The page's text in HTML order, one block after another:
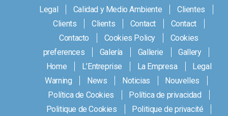
Legal
Calidad y Medio Ambiente
Clientes
Clients
Clients Contact
Contact
Contacto
Cookies Policy
Cookies
preferences
Galería Gallerie
Gallery
Home
L’Entreprise La Empresa
Legal
Warning
News Noticias
Nouvelles
Política de Cookies
Política de privacidad
Politique de Cookies
Politique de privacité